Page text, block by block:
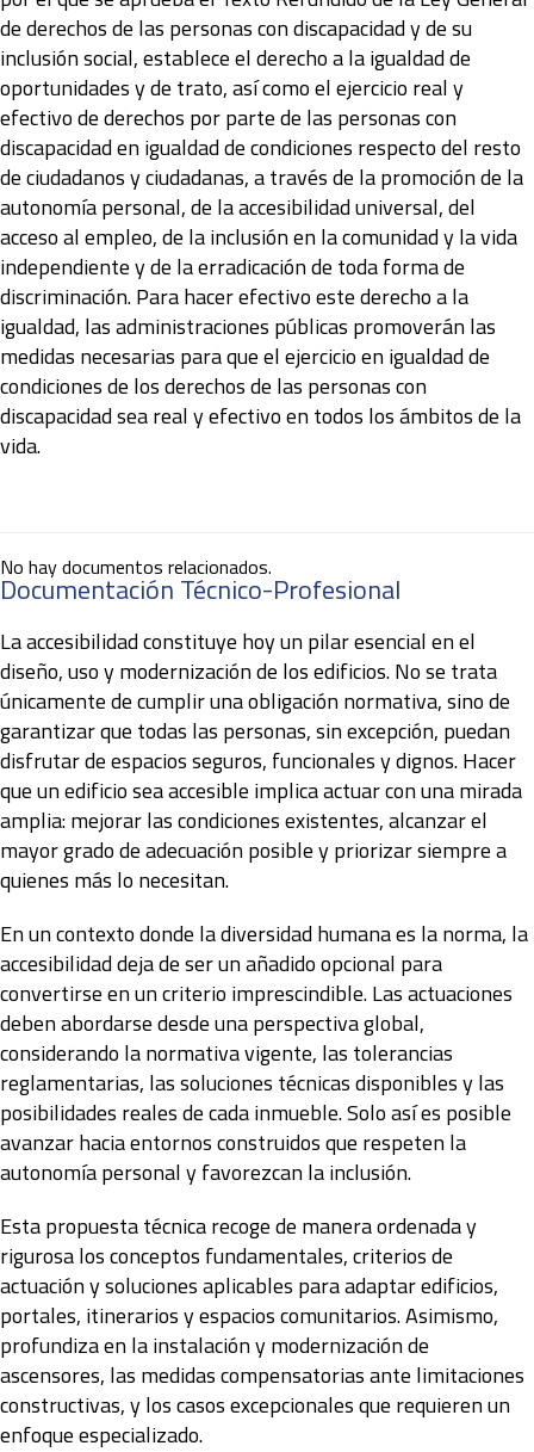
de derechos de las personas con discapacidad y de su
inclusión social, establece el derecho a la igualdad de
oportunidades y de trato, así como el ejercicio real y
efectivo de derechos por parte de las personas con
discapacidad en igualdad de condiciones respecto del resto
de ciudadanos y ciudadanas, a través de la promoción de la
autonomía personal, de la accesibilidad universal, del
acceso al empleo, de la inclusión en la comunidad y la vida
independiente y de la erradicación de toda forma de
discriminación. Para hacer efectivo este derecho a la
igualdad, las administraciones públicas promoverán las
medidas necesarias para que el ejercicio en igualdad de
condiciones de los derechos de las personas con
discapacidad sea real y efectivo en todos los ámbitos de la
vida.
No hay documentos relacionados.
Documentación Técnico-Profesional
La accesibilidad constituye hoy un pilar esencial en el
diseño, uso y modernización de los edificios. No se trata
únicamente de cumplir una obligación normativa, sino de
garantizar que todas las personas, sin excepción, puedan
disfrutar de espacios seguros, funcionales y dignos. Hacer
que un edificio sea accesible implica actuar con una mirada
amplia: mejorar las condiciones existentes, alcanzar el
mayor grado de adecuación posible y priorizar siempre a
quienes más lo necesitan.
En un contexto donde la diversidad humana es la norma, la
accesibilidad deja de ser un añadido opcional para
convertirse en un criterio imprescindible. Las actuaciones
deben abordarse desde una perspectiva global,
considerando la normativa vigente, las tolerancias
reglamentarias, las soluciones técnicas disponibles y las
posibilidades reales de cada inmueble. Solo así es posible
avanzar hacia entornos construidos que respeten la
autonomía personal y favorezcan la inclusión.
Esta propuesta técnica recoge de manera ordenada y
rigurosa los conceptos fundamentales, criterios de
actuación y soluciones aplicables para adaptar edificios,
portales, itinerarios y espacios comunitarios. Asimismo,
profundiza en la instalación y modernización de
ascensores, las medidas compensatorias ante limitaciones
constructivas, y los casos excepcionales que requieren un
enfoque especializado.